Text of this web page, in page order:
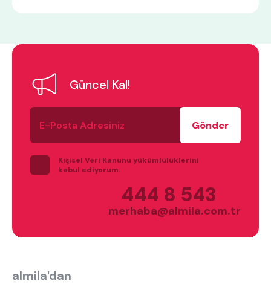
ne aramıştınız?
Güncel Kal!
E-
Posta
Adresiniz
Kişisel Veri Kanunu yükümlülüklerini
kabul ediyorum.
444 8 543
merhaba@almila.com.tr
almila'dan